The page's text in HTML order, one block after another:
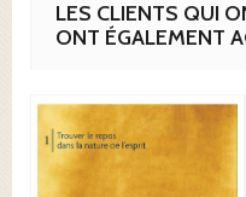
LES CLIENTS QUI
ONT ÉGALEMENT